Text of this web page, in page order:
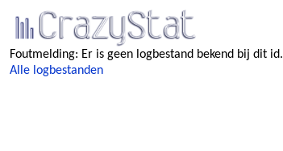
Foutmelding: Er is geen logbestand bekend bij dit id.
Alle logbestanden